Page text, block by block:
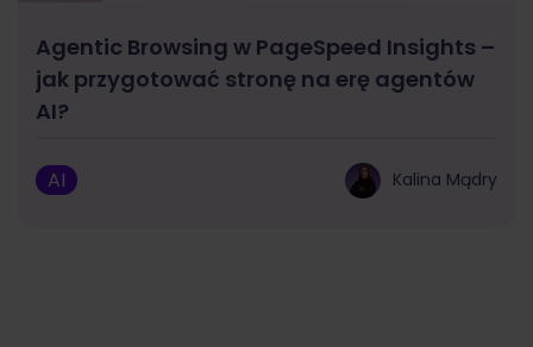
Agentic Browsing w PageSpeed Insights –
jak przygotować stronę na erę agentów
AI?
AI Kalina Mądry